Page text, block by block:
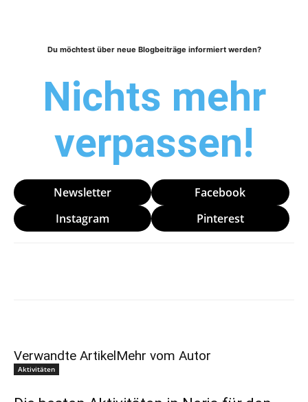
Du möchtest über neue Blogbeiträge informiert werden?
Nichts mehr
verpassen!
Newsletter
Facebook
Instagram
Pinterest
Verwandte ArtikelMehr vom Autor
Aktivitäten